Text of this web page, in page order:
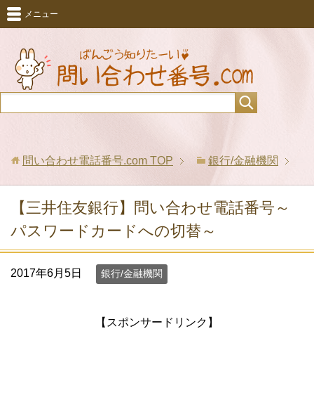
メニュー
問い合わせ電話番号.com TOP 銀行/金融機関
【三井住友銀行】問い合わせ電話番号～
パスワードカードへの切替～
2017年6月5日 銀行/金融機関
【スポンサードリンク】